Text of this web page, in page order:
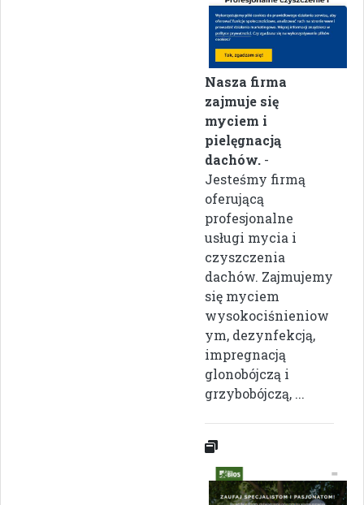
Nasza firma
zajmuje się
myciem i
pielęgnacją
dachów. -
Jesteśmy firmą
oferującą
profesjonalne
usługi mycia i
czyszczenia
dachów. Zajmujemy
się myciem
wysokociśnieniow
ym, dezynfekcją,
impregnacją
glonobójczą i
grzybobójczą, ...